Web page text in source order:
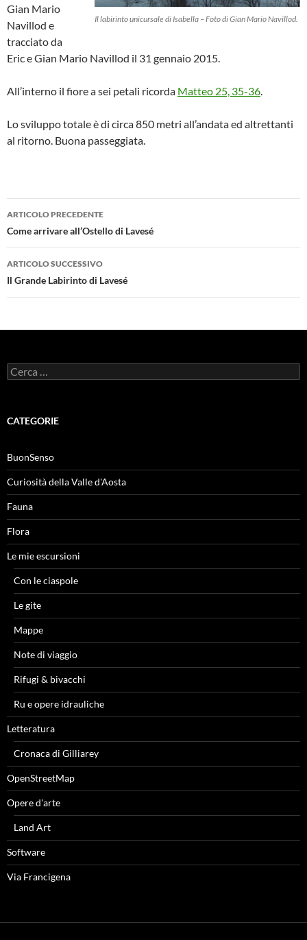
Il labirinto unicursale di Isabella – Foto di Gian Mario Navillod.
Gian Mario
Navillod e
tracciato da
Eric e Gian Mario Navillod il 31 gennaio 2015.
All’interno il fiore a sei petali ricorda Matteo 25, 35-36.
Lo sviluppo totale è di circa 850 metri all’andata ed altrettanti
al ritorno. Buona passeggiata.
Navigazione
articolo
ARTICOLO PRECEDENTE
Come arrivare all’Ostello di Lavesé
ARTICOLO SUCCESSIVO
Il Grande Labirinto di Lavesé
Ricerca
per:
CATEGORIE
BuonSenso
Curiosità della Valle d'Aosta
Fauna
Flora
Le mie escursioni
Con le ciaspole
Le gite
Mappe
Note di viaggio
Rifugi & bivacchi
Ru e opere idrauliche
Letteratura
Cronaca di Gilliarey
OpenStreetMap
Opere d'arte
Land Art
Software
Via Francigena